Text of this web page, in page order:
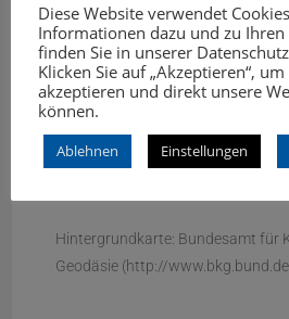
Hintergrundkarte: Bundesamt für
Geodäsie (http://
Diese Website verwendet
Informationen dazu und zu Ihren
finden Sie in unserer
Klicken Sie auf „Akzeptieren“,
akzeptieren und direkt unsere
können.
Ablehnen Einstellungen